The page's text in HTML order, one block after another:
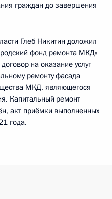
граждан до завершения
Глеб Никитин доложил
фонд ремонта МКД»
на оказание услуг
ремонту фасада
МКД, являющегося
Капитальный ремонт
акт приёмки выполненных
года.